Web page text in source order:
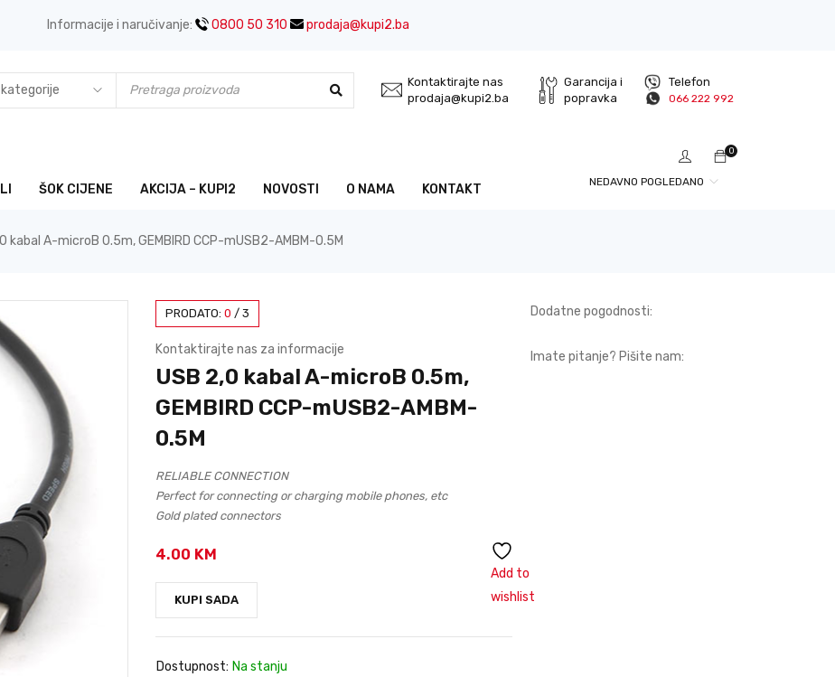
Informacije i naručivanje: 0800 50 310 prodaja@kupi2.ba
Kontaktirajte nas
prodaja@kupi2.ba
Garancija i
popravka
Telefon
066 222 992
ŠOK CIJENE AKCIJA – KUPI2 NOVOSTI O NAMA KONTAKT
0
NEDAVNO POGLEDANO
kabal A-microB 0.5m, GEMBIRD CCP-mUSB2-AMBM-0.5M
PRODATO: 0 / 3
Kontaktirajte nas za informacije
USB 2,0 kabal A-microB 0.5m,
GEMBIRD CCP-mUSB2-AMBM-
0.5M
RELIABLE CONNECTION
Perfect for connecting or charging mobile phones, etc
Gold plated connectors
4.00 KM
KUPI SADA
Add to
wishlist
Dostupnost: Na stanju
Dodatne pogodnosti:
Imate pitanje? Pišite nam: